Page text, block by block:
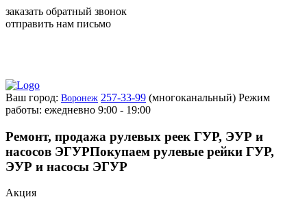
заказать обратный звонок
отправить нам письмо
Ваш город: Воронеж 257-33-99 (многоканальный) Режим
работы: ежедневно 9:00 - 19:00
Ремонт, продажа рулевых реек ГУР, ЭУР и
насосов ЭГУРПокупаем рулевые рейки ГУР,
ЭУР и насосы ЭГУР
Акция